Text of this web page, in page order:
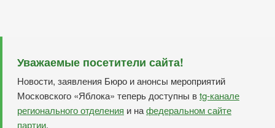
Уважаемые посетители сайта!
Новости, заявления Бюро и анонсы мероприятий
Московского «Яблока» теперь доступны вtg-канале
регионального отделения и нафедеральном сайте
партии.